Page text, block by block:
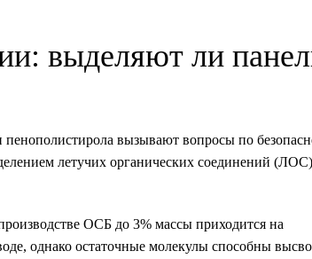
выделяют ли
вызывают вопросы по
летучих органических соединений
ОСБ до 3% массы приходится на
однако остаточные молекулы способны